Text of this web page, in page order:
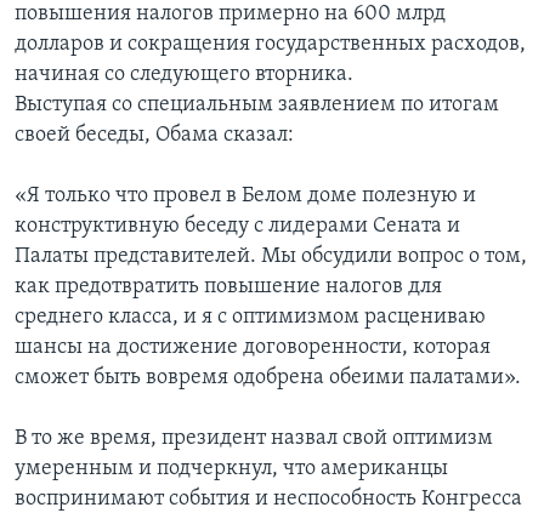
повышения налогов примерно на 600 млрд
долларов и сокращения государственных расходов,
начиная со следующего вторника.
Выступая со специальным заявлением по итогам
своей беседы, Обама сказал:
«Я только что провел в Белом доме полезную и
конструктивную беседу с лидерами Сената и
Палаты представителей. Мы обсудили вопрос о том,
как предотвратить повышение налогов для
среднего класса, и я с оптимизмом расцениваю
шансы на достижение договоренности, которая
сможет быть вовремя одобрена обеими палатами».
В то же время, президент назвал свой оптимизм
умеренным и подчеркнул, что американцы
воспринимают события и неспособность Конгресса